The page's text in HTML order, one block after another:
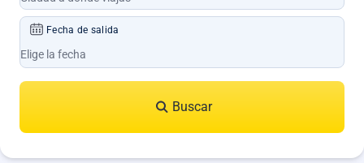
Fecha de salida
Buscar